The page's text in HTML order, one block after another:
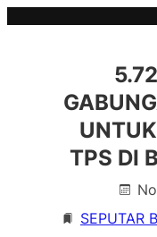
TPS DI
SEPUTAR